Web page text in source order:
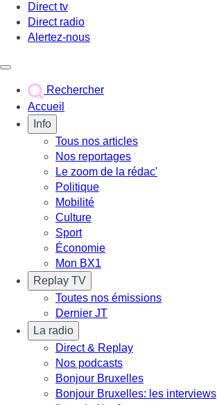
Direct tv
Direct radio
Alertez-nous
Rechercher
Accueil
Info
Tous nos articles
Nos reportages
Le zoom de la rédac'
Politique
Mobilité
Culture
Sport
Économie
Mon BX1
Replay TV
Toutes nos émissions
Dernier JT
La radio
Direct & Replay
Nos podcasts
Bonjour Bruxelles
Bonjour Bruxelles: les interviews